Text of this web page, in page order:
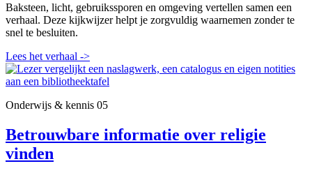
Baksteen, licht, gebruikssporen en omgeving vertellen samen een
verhaal. Deze kijkwijzer helpt je zorgvuldig waarnemen zonder te
snel te besluiten.
Lees het verhaal ->
Onderwijs & kennis 05
Betrouwbare informatie over religie
vinden